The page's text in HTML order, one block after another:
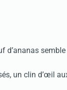
un clin d’œil